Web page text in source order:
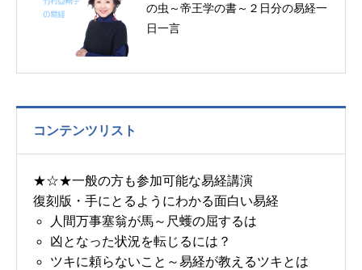
の虫～帝王学の書～２日分の易経一
日一言
コンテンツリスト
★☆★一般の方も参加可能な易経講演
復刻版・手にとるようにわかる面白い易経
人間万事塞翁が馬～尺蠖の屈するは
凶となった状況を転じるには？
ツキに頼らないこと～易経が教えるツキとは